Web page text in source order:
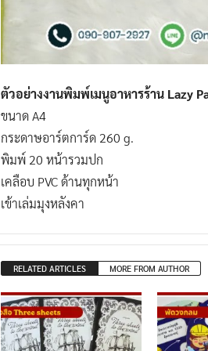
ตัวอย่างงานพิมพ์เมนูอาหารร้าน Lazy
ขนาด A4
กระดาษอาร์ตการ์ด 260 g.
พิมพ์ 20 หน้ารวมปก
เคลือบ PVC ด้านทุกหน้า
เข้าเล่มมุงหลังคา
RELATED ARTICLES MORE FROM AUTHOR